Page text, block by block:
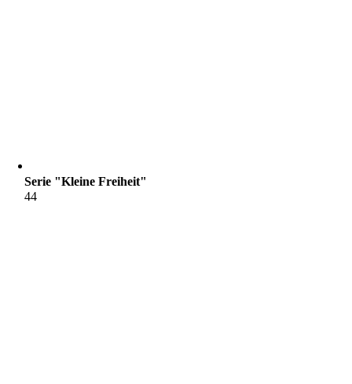
Serie "Kleine Freiheit"
44